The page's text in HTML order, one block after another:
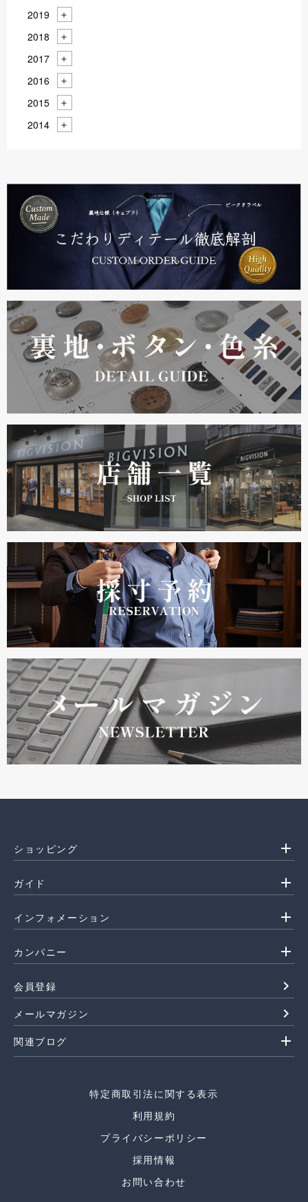
2019
2018
2017
2016
2015
2014
ショッピング add
ガイド add
インフォメーション add
カンパニー add
会員登録 navigate_next
メールマガジン navigate_next
関連ブログ add
特定商取引法に関する表示
利用規約
プライバシーポリシー
採用情報
お問い合わせ